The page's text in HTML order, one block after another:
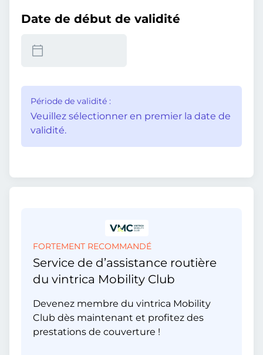
Date de début de validité
Période de validité :
Veuillez sélectionner en premier la date de
validité.
FORTEMENT RECOMMANDÉ
Service de d’assistance routière
du vintrica Mobility Club
Devenez membre du vintrica Mobility
Club dès maintenant et profitez des
prestations de couverture !